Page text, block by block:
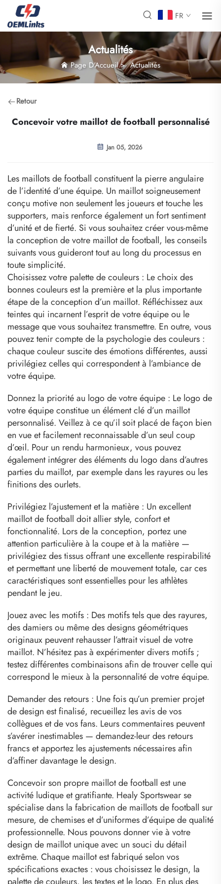
FR
Actualités
Page D'Accueil>Actualités
Retour
Concevoir votre maillot de football personnalisé
Jan 05, 2026
Les maillots de football constituent la pierre angulaire
de l’identité d’une équipe. Un maillot soigneusement
conçu motive non seulement les joueurs et touche les
supporters, mais renforce également un fort sentiment
d’unité et de fierté. Si vous souhaitez créer vous-même
la conception de votre maillot de football, les conseils
suivants vous guideront tout au long du processus en
toute simplicité.
Choisissez votre palette de couleurs : Le choix des
bonnes couleurs est la première et la plus importante
étape de la conception d’un maillot. Réfléchissez aux
teintes qui incarnent l’esprit de votre équipe ou le
message que vous souhaitez transmettre. En outre, vous
pouvez tenir compte de la psychologie des couleurs :
chaque couleur suscite des émotions différentes, aussi
privilégiez celles qui correspondent à l’ambiance de
votre équipe.
Donnez la priorité au logo de votre équipe : Le logo de
votre équipe constitue un élément clé d’un maillot
personnalisé. Veillez à ce qu’il soit placé de façon bien
en vue et facilement reconnaissable d’un seul coup
d’œil. Pour un rendu harmonieux, vous pouvez
également intégrer des éléments du logo dans d’autres
parties du maillot, par exemple dans les rayures ou les
finitions des ourlets.
Privilégiez l’ajustement et la matière : Un excellent
maillot de football doit allier style, confort et
fonctionnalité. Lors de la conception, portez une
attention particulière à la coupe et à la matière —
privilégiez des tissus offrant une excellente respirabilité
et permettant une liberté de mouvement totale, car ces
caractéristiques sont essentielles pour les athlètes
pendant le jeu.
Jouez avec les motifs : Des motifs tels que des rayures,
des damiers ou même des designs géométriques
originaux peuvent rehausser l’attrait visuel de votre
maillot. N’hésitez pas à expérimenter divers motifs ;
testez différentes combinaisons afin de trouver celle qui
correspond le mieux à la personnalité de votre équipe.
Demander des retours : Une fois qu’un premier projet
de design est finalisé, recueillez les avis de vos
collègues et de vos fans. Leurs commentaires peuvent
s’avérer inestimables — demandez-leur des retours
francs et apportez les ajustements nécessaires afin
d’affiner davantage le design.
Concevoir son propre maillot de football est une
activité ludique et gratifiante. Healy Sportswear se
spécialise dans la fabrication de maillots de football sur
mesure, de chemises et d’uniformes d’équipe de qualité
professionnelle. Nous pouvons donner vie à votre
design de maillot unique avec un souci du détail
extrême. Chaque maillot est fabriqué selon vos
spécifications exactes : vous choisissez le design, la